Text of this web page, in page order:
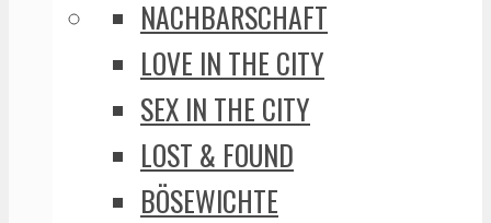
NACHBARSCHAFT
LOVE IN THE CITY
SEX IN THE CITY
LOST & FOUND
BÖSEWICHTE